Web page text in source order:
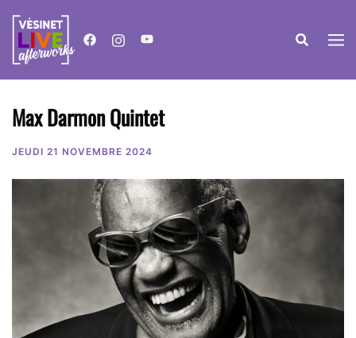
contenu
Max Darmon Quintet
JEUDI 21 NOVEMBRE 2024